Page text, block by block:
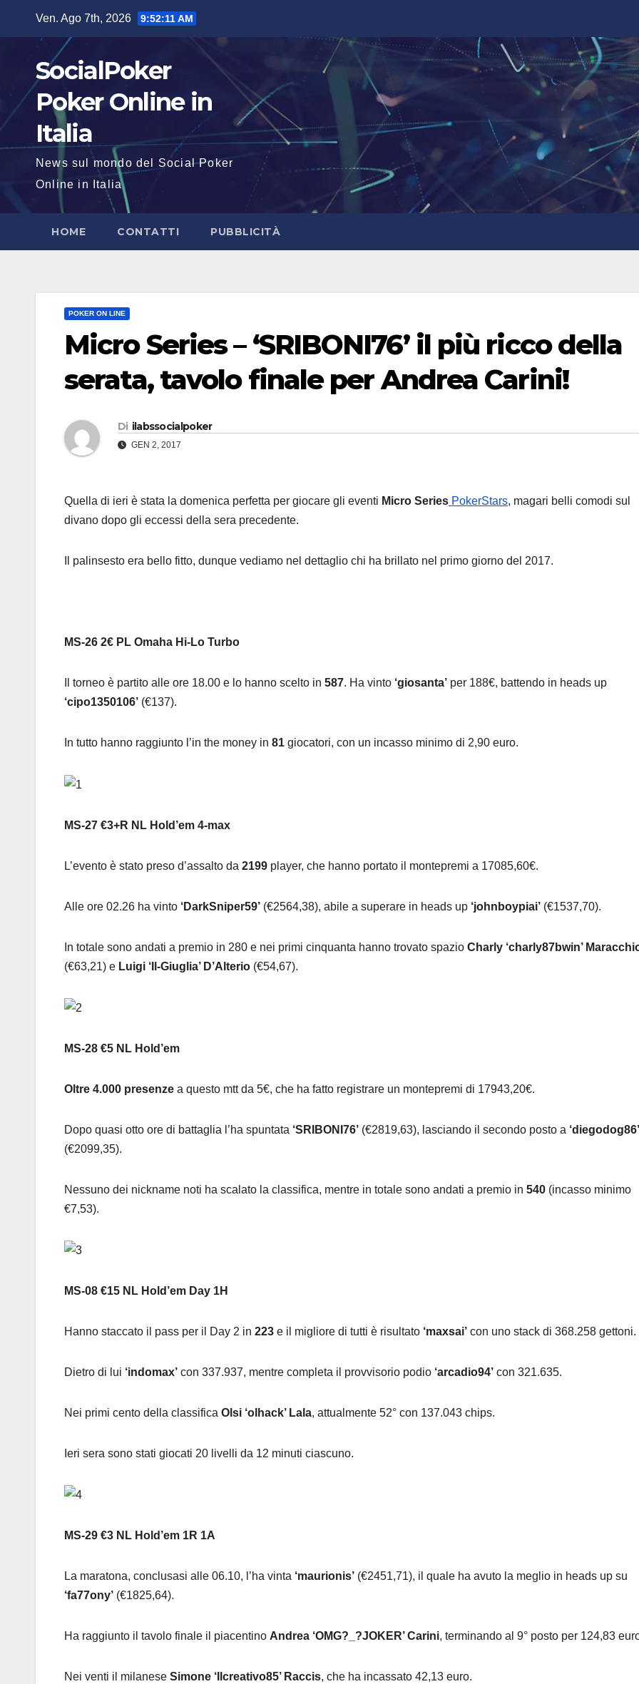
Ven. Ago 7th, 2026 9:52:12 AM
SocialPoker
Poker Online in
Italia
News sul mondo del Social Poker
Online in Italia
HOME CONTATTI PUBBLICITÀ
POKER ON LINE
Micro Series – ‘SRIBONI76’ il più ricco della
serata, tavolo finale per Andrea Carini!
Di ilabssocialpoker
GEN 2, 2017
Quella di ieri è stata la domenica perfetta per giocare gli eventi Micro Series PokerStars, magari belli comodi sul
divano dopo gli eccessi della sera precedente.
Il palinsesto era bello fitto, dunque vediamo nel dettaglio chi ha brillato nel primo giorno del 2017.
MS-26 2€ PL Omaha Hi-Lo Turbo
Il torneo è partito alle ore 18.00 e lo hanno scelto in 587. Ha vinto ‘giosanta’ per 188€, battendo in heads up
‘cipo1350106’ (€137).
In tutto hanno raggiunto l’in the money in 81 giocatori, con un incasso minimo di 2,90 euro.
MS-27 €3+R NL Hold’em 4-max
L’evento è stato preso d’assalto da 2199 player, che hanno portato il montepremi a 17085,60€.
Alle ore 02.26 ha vinto ‘DarkSniper59’ (€2564,38), abile a superare in heads up ‘johnboypiai’ (€1537,70).
In totale sono andati a premio in 280 e nei primi cinquanta hanno trovato spazio Charly ‘charly87bwin’
(€63,21) e Luigi ‘Il-Giuglia’ D’Alterio (€54,67).
MS-28 €5 NL Hold’em
Oltre 4.000 presenze a questo mtt da 5€, che ha fatto registrare un montepremi di 17943,20€.
Dopo quasi otto ore di battaglia l’ha spuntata ‘SRIBONI76’ (€2819,63), lasciando il secondo posto a ‘diegodog86’
(€2099,35).
Nessuno dei nickname noti ha scalato la classifica, mentre in totale sono andati a premio in 540 (incasso minimo
€7,53).
MS-08 €15 NL Hold’em Day 1H
Hanno staccato il pass per il Day 2 in 223 e il migliore di tutti è risultato ‘maxsai’ con uno stack di 368.258 gettoni.
Dietro di lui ‘indomax’ con 337.937, mentre completa il provvisorio podio ‘arcadio94’ con 321.635.
Nei primi cento della classifica Olsi ‘olhack’ Lala, attualmente 52° con 137.043 chips.
Ieri sera sono stati giocati 20 livelli da 12 minuti ciascuno.
MS-29 €3 NL Hold’em 1R 1A
La maratona, conclusasi alle 06.10, l’ha vinta ‘maurionis’ (€2451,71), il quale ha avuto la meglio in heads up su
‘fa77ony’ (€1825,64).
Ha raggiunto il tavolo finale il piacentino Andrea ‘OMG?_?JOKER’ Carini, terminando al 9° posto per 124,83
Nei venti il milanese Simone ‘Ilcreativo85’ Raccis, che ha incassato 42,13 euro.